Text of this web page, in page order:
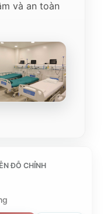
và an toàn
ĐỖ CHỈNH